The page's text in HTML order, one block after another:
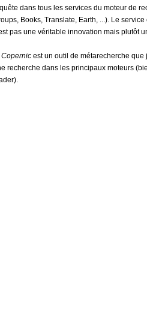
dans tous les services du moteur de
Books, Translate, Earth, ...). Le
pas une véritable innovation mais plutôt
Copernic est un outil de métarecherche
recherche dans les principaux moteurs